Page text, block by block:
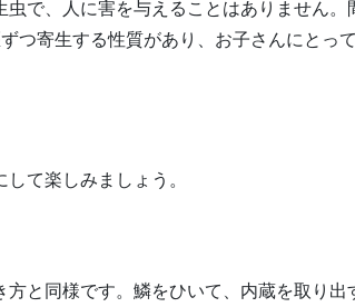
で、人に害を与えることはありません
つ寄生する性質があり、お子さんにとっ
て楽しみましょう。
と同様です。鱗をひいて、内蔵を取り